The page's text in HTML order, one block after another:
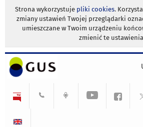
Strona wykorzystuje pliki cookies.
zmiany ustawień Twojej przeglądarki
umieszczane w Twoim urządzeniu
zmienić te